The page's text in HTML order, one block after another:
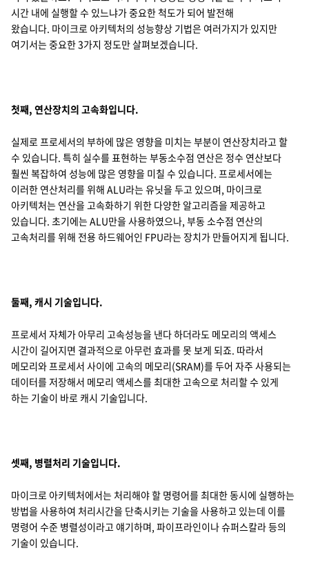
시간 내에 실행할 수 있느냐가 중요한 척도가 되어 발전해
왔습니다. 마이크로 아키텍처의 성능향상 기법은 여러가지가 있지만
여기서는 중요한 3가지 정도만 살펴보겠습니다.
첫째, 연산장치의 고속화입니다.
실제로 프로세서의 부하에 많은 영향을 미치는 부분이 연산장치라고 할
수 있습니다. 특히 실수를 표현하는 부동소수점 연산은 정수 연산보다
훨씬 복잡하여 성능에 많은 영향을 미칠 수 있습니다. 프로세서에는
이러한 연산처리를 위해 ALU라는 유닛을 두고 있으며, 마이크로
아키텍처는 연산을 고속화하기 위한 다양한 알고리즘을 제공하고
있습니다. 초기에는 ALU만을 사용하였으나, 부동 소수점 연산의
고속처리를 위해 전용 하드웨어인 FPU라는 장치가 만들어지게 됩니다.
둘째, 캐시 기술입니다.
프로세서 자체가 아무리 고속성능을 낸다 하더라도 메모리의 액세스
시간이 길어지면 결과적으로 아무런 효과를 못 보게 되죠. 따라서
메모리와 프로세서 사이에 고속의 메모리(SRAM)를 두어 자주 사용되는
데이터를 저장해서 메모리 액세스를 최대한 고속으로 처리할 수 있게
하는 기술이 바로 캐시 기술입니다.
셋째, 병렬처리 기술입니다.
마이크로 아키텍처에서는 처리해야 할 명령어를 최대한 동시에 실행하는
방법을 사용하여 처리시간을 단축시키는 기술을 사용하고 있는데 이를
명령어 수준 병렬성이라고 얘기하며, 파이프라인이나 슈퍼스칼라 등의
기술이 있습니다.